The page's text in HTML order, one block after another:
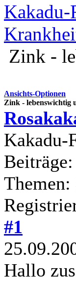
Kakadu-
Zink -
Ansichts-Optionen
Zink - lebenswichtig
Kakadu-
Themen:
#1
Hallo